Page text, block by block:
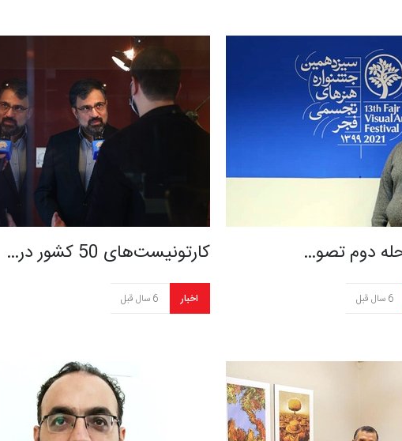
کارتونیست‌های 50 کشور در…
اخبار 6 سال قبل 6 سال قبل